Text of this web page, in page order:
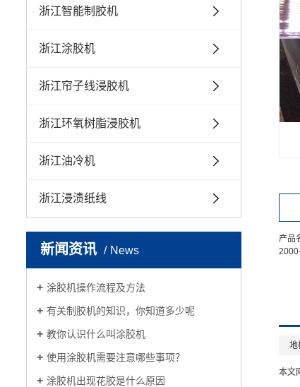
浙江智能制胶机
浙江涂胶机
浙江帘子线浸胶机
浙江环氧树脂浸胶机
浙江油冷机
浙江浸渍纸线
新闻资讯 News
涂胶机操作流程及方法
有关制胶机的知识，你知道多少呢
教你认识什么叫涂胶机
使用涂胶机需要注意哪些事项？
涂胶机出现花胶是什么原因
产品
地
本文